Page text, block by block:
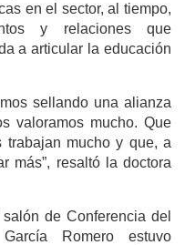
en el sector, al tiempo,
y relaciones que
a articular la educación
sellando una alianza
valoramos mucho. Que
trabajan mucho y que, a
más”, resaltó la doctora
de Conferencia del
Romero estuvo